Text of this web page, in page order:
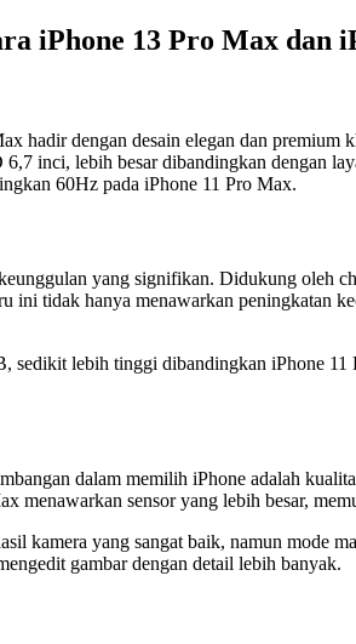
iPhone 13 Pro Max dan
hadir dengan desain elegan dan
inci, lebih besar dibandingkan dengan
60Hz pada iPhone 11 Pro Max.
yang signifikan. Didukung oleh
ini tidak hanya menawarkan peningkatan
lebih tinggi dibandingkan iPhone
dalam memilih iPhone adalah
menawarkan sensor yang lebih besar,
kamera yang sangat baik, namun
gambar dengan detail lebih banyak.